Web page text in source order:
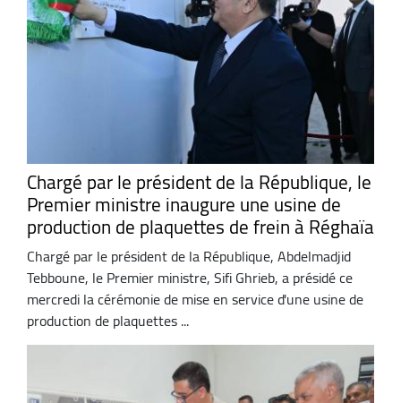
Chargé par le président de la République, le
Premier ministre inaugure une usine de
production de plaquettes de frein à Réghaïa
Chargé par le président de la République, Abdelmadjid
Tebboune, le Premier ministre, Sifi Ghrieb, a présidé ce
mercredi la cérémonie de mise en service d'une usine de
production de plaquettes ...